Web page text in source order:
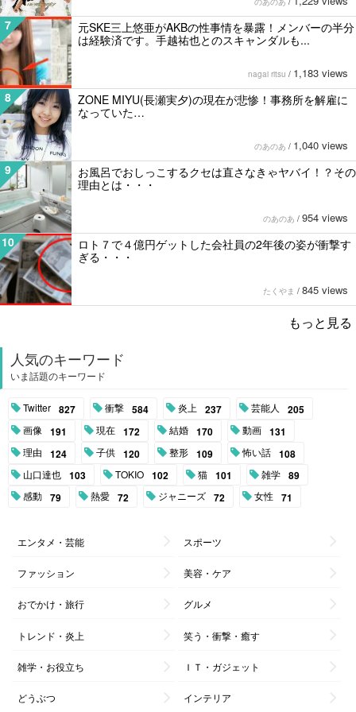
7
元SKE三上悠亜がAKBの性事情を暴露！メンバーの半分
は経験済です。手越祐也とのスキャンダルも...
nagai ritsu / 1,183 views
8
ZONE MIYU(長瀬実夕)の現在が悲惨！事務所を解雇に
なっていた…
のあのあ / 1,040 views
9
お風呂でおしっこするクセは直さなきゃヤバイ！？その
理由とは・・・
のあのあ / 954 views
10
ロト７で４億円ゲットした会社員の2年後の姿が衝撃す
ぎる・・・
たくやま / 845 views
もっと見る
人気のキーワード
いま話題のキーワード
Twitter 827 衝撃 584 炎上 237 芸能人 205
画像 191 現在 172 結婚 170 動画 131
理由 124 子供 120 整形 109 怖い話 108
山口達也 103 TOKIO 102 猫 101 雑学 89
感動 79 熱愛 72 ジャニーズ 72 女性 71
エンタメ・芸能 スポーツ
ファッション 美容・ケア
おでかけ・旅行 グルメ
トレンド・炎上 笑う・衝撃・癒す
雑学・お役立ち ＩＴ・ガジェット
どうぶつ インテリア